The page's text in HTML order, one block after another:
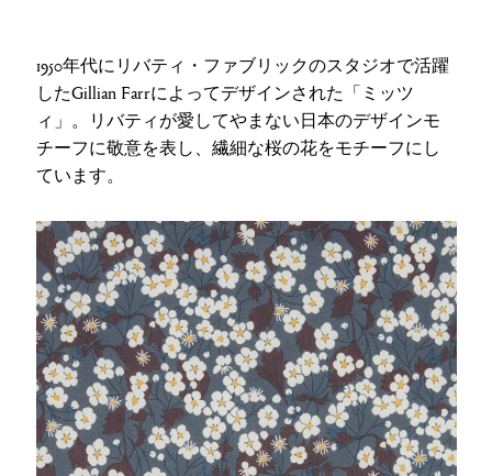
1950年代にリバティ・ファブリックのスタジオで活躍
したGillian Farrによってデザインされた「ミッツ
ィ」。リバティが愛してやまない日本のデザインモ
チーフに敬意を表し、繊細な桜の花をモチーフにし
ています。